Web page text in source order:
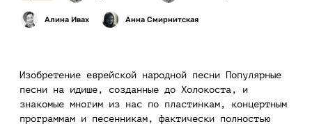
Изобретение еврейской народной песни Популярные
песни на идише, созданные до Холокоста, и
знакомые многим из нас по пластинкам, концертным
программам и песенникам, фактически полностью